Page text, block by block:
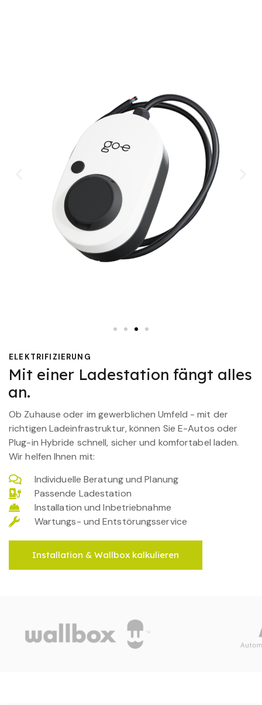
ELEKTRIFIZIERUNG
Mit einer Ladestation fängt alles
an.
Ob Zuhause oder im gewerblichen Umfeld - mit der
richtigen Ladeinfrastruktur, können Sie E-Autos oder
Plug-in Hybride schnell, sicher und komfortabel laden.
Wir helfen Ihnen mit:
Individuelle Beratung und Planung
Passende Ladestation
Installation und Inbetriebnahme
Wartungs- und Entstörungsservice
Installation & Wallbox kalkulieren